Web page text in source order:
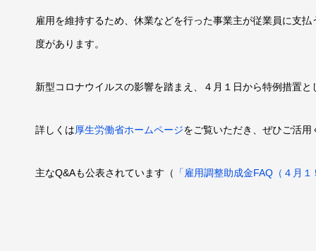
雇用を維持するため、休業などを行った事業主が従業員に支
度があります。
新型コロナウイルスの影響を踏まえ、４月１日から特例措置
詳しくは厚生労働省ホームページをご覧いただき、ぜひご活用
主なQ&Aも公表されています（ 「雇用調整助成金FAQ（４月